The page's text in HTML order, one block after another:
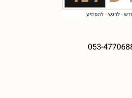
053-